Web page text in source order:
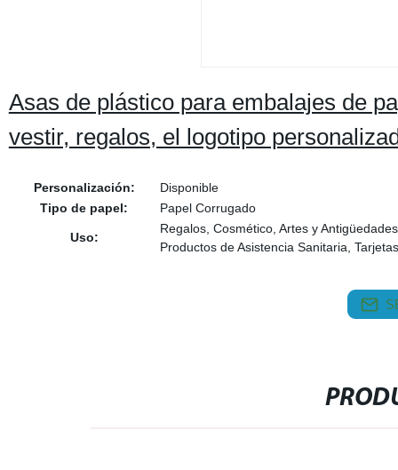
Asas de plástico para embalajes de
vestir, regalos, el logotipo
Personalización:
Disponible
Tipo de papel:
Papel Corrugado
Uso:
Regalos, Cosmético, Artes y
Productos de Asistencia Sanitaria,